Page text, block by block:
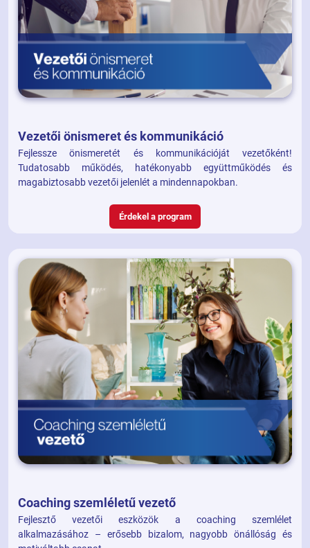
Vezetői önismeret és kommunikáció
Fejlessze önismeretét és kommunikációját vezetőként!
Tudatosabb működés, hatékonyabb együttműködés és
magabiztosabb vezetői jelenlét a mindennapokban.
Érdekel a program
Coaching szemléletű vezető
Fejlesztő vezetői eszközök a coaching szemlélet
alkalmazásához – erősebb bizalom, nagyobb önállóság és